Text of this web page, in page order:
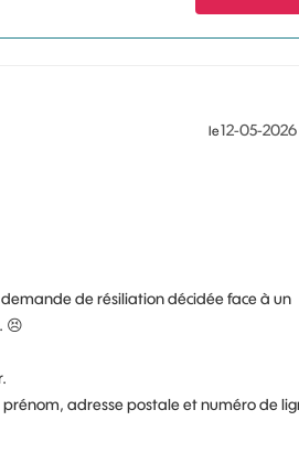
le‎12-05-2026
de résiliation décidée face à un
😣
prénom, adresse postale et numéro de